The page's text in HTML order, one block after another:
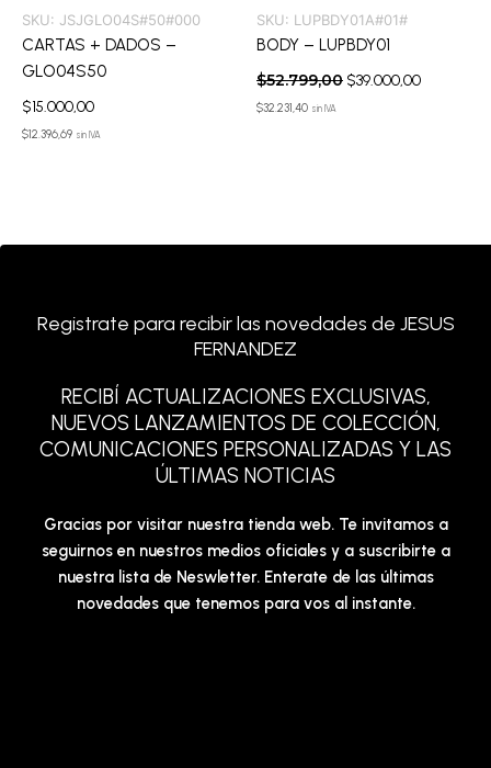
SKU: JSJGLO04S#50#000
CARTAS + DADOS –
GLO04S50
$15.000,00
$12.396,69 sin IVA
SKU: LUPBDY01A#01#
BODY – LUPBDY01
$52.799,00 $39.000,00
$32.231,40 sin IVA
Registrate para recibir las novedades de JESUS
FERNANDEZ
RECIBÍ ACTUALIZACIONES EXCLUSIVAS,
NUEVOS LANZAMIENTOS DE COLECCIÓN,
COMUNICACIONES PERSONALIZADAS Y LAS
ÚLTIMAS NOTICIAS
Gracias por visitar nuestra tienda web. Te invitamos a
seguirnos en nuestros medios oficiales y a suscribirte a
nuestra lista de Neswletter. Enterate de las últimas
novedades que tenemos para vos al instante.